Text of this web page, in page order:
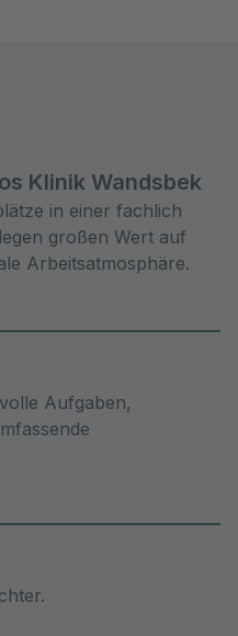
Klinik Wandsbek
in einer fachlich
großen Wert auf
Arbeitsatmosphäre.
Aufgaben,